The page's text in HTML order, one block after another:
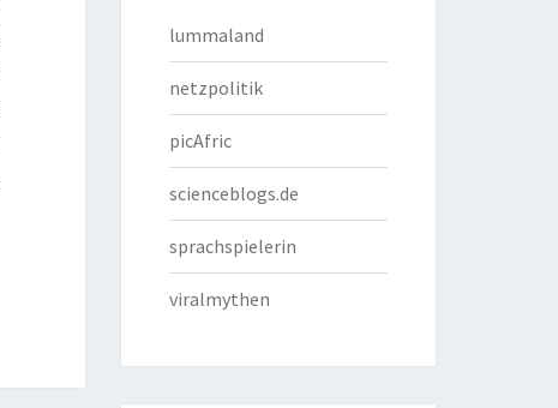
lummaland
netzpolitik
picAfric
scienceblogs.de
sprachspielerin
viralmythen